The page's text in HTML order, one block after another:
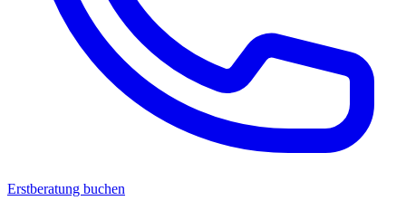
Erstberatung buchen